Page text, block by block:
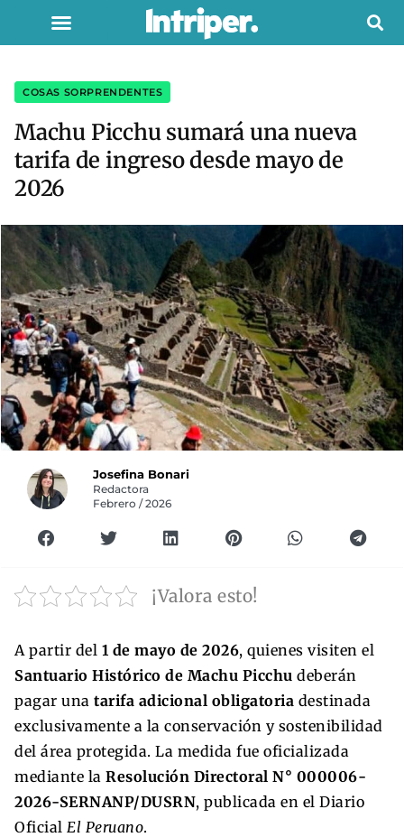
COSAS SORPRENDENTES
Machu Picchu sumará una nueva
tarifa de ingreso desde mayo de
2026
Josefina Bonari
Redactora
Febrero / 2026
¡Valora esto!
A partir del 1 de mayo de 2026, quienes visiten el
Santuario Histórico de Machu Picchu deberán
pagar una tarifa adicional obligatoria destinada
exclusivamente a la conservación y sostenibilidad
del área protegida. La medida fue oficializada
mediante la Resolución Directoral N° 000006-
2026-SERNANP/DUSRN, publicada en el Diario
Oficial El Peruano.